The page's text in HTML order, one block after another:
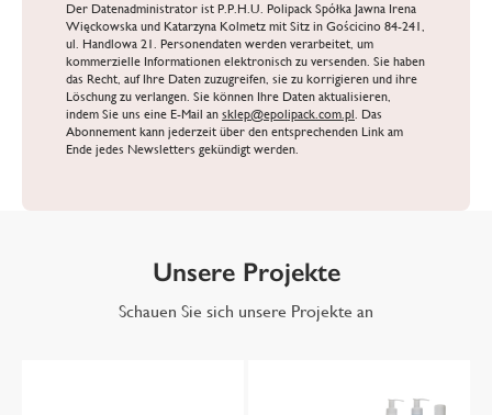
Der Datenadministrator ist P.P.H.U. Polipack Spółka Jawna Irena
Więckowska und Katarzyna Kolmetz mit Sitz in Gościcino 84-241,
ul. Handlowa 21. Personendaten werden verarbeitet, um
kommerzielle Informationen elektronisch zu versenden. Sie haben
das Recht, auf Ihre Daten zuzugreifen, sie zu korrigieren und ihre
Löschung zu verlangen. Sie können Ihre Daten aktualisieren,
indem Sie uns eine E-Mail an sklep@epolipack.com.pl. Das
Abonnement kann jederzeit über den entsprechenden Link am
Ende jedes Newsletters gekündigt werden.
Unsere Projekte
Schauen Sie sich unsere Projekte an